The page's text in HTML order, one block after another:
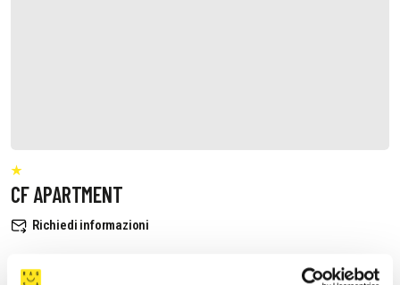
CF APARTMENT
Richiedi informazioni